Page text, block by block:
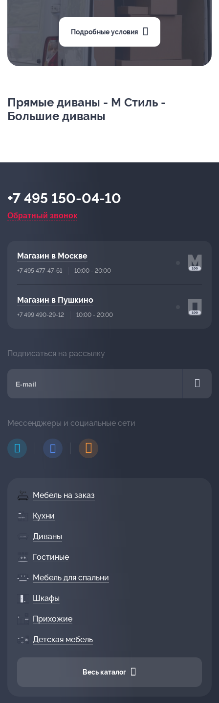
Подробные условия
Прямые диваны - М Стиль -
Большие диваны
Мебель на заказ
Кухни
Диваны
Гостиные
Мебель для спальни
Шкафы
Прихожие
Детская мебель
Весь каталог
+7 495 150-04-10
Обратный звонок
Магазин в Москве
+7 495 477-47-61 10:00 - 20:00
Магазин в Пушкино
+7 499 490-29-12 10:00 - 20:00
Подписаться на рассылку
Мессенджеры и социальные сети